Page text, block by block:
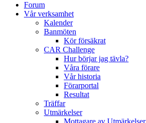
Forum
Vår verksamhet
Kalender
Banmöten
Kör försäkrat
CAR Challenge
Hur börjar jag tävla?
Våra förare
Vår historia
Förarportal
Resultat
Träffar
Utmärkelser
Mottagare av Utmärkelser